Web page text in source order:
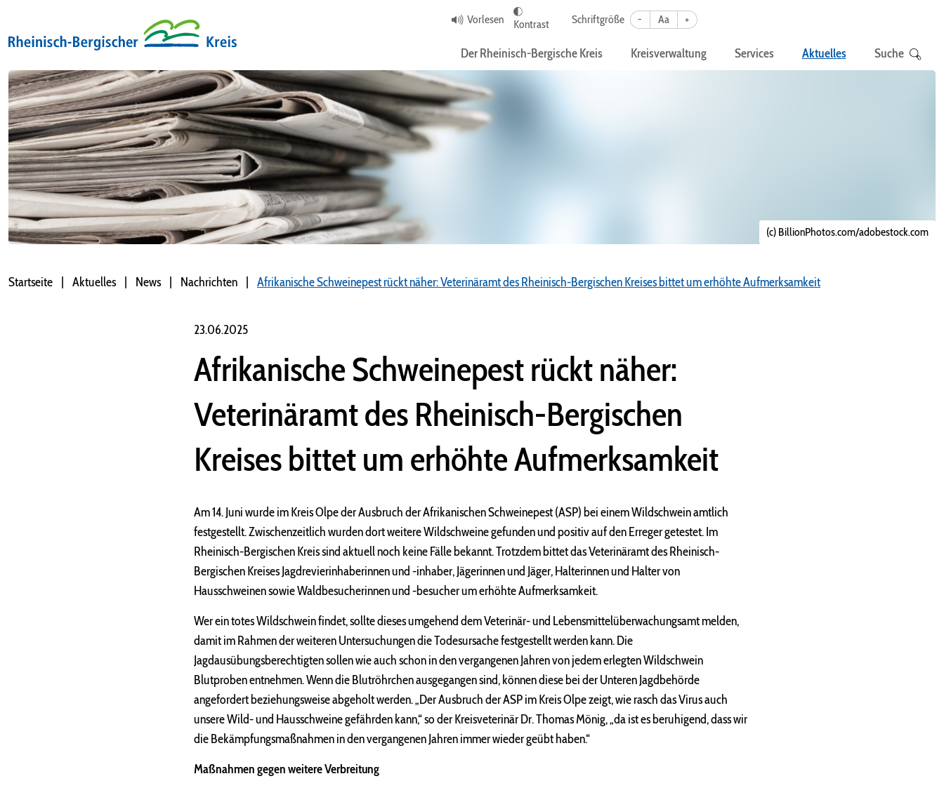
Vorlesen Kontrast Schriftgröße - Aa +
Der Rheinisch-Bergische Kreis Kreisverwaltung Services Aktuelles Suche
(c) BillionPhotos.com/adobestock.com
Startseite Aktuelles News Nachrichten Afrikanische Schweinepest rückt näher: Veterinäramt des Rheinisch-Bergischen Kreises bittet um erhöhte Aufmerksamkeit
23.06.2025
Afrikanische Schweinepest rückt näher:
Veterinäramt des Rheinisch-Bergischen
Kreises bittet um erhöhte Aufmerksamkeit
Am 14. Juni wurde im Kreis Olpe der Ausbruch der Afrikanischen Schweinepest (ASP) bei einem Wildschwein amtlich
festgestellt. Zwischenzeitlich wurden dort weitere Wildschweine gefunden und positiv auf den Erreger getestet. Im
Rheinisch-Bergischen Kreis sind aktuell noch keine Fälle bekannt. Trotzdem bittet das Veterinäramt des Rheinisch-
Bergischen Kreises Jagdrevierinhaberinnen und -inhaber, Jägerinnen und Jäger, Halterinnen und Halter von
Hausschweinen sowie Waldbesucherinnen und -besucher um erhöhte Aufmerksamkeit.
Wer ein totes Wildschwein findet, sollte dieses umgehend dem Veterinär- und Lebensmittelüberwachungsamt melden,
damit im Rahmen der weiteren Untersuchungen die Todesursache festgestellt werden kann. Die
Jagdausübungsberechtigten sollen wie auch schon in den vergangenen Jahren von jedem erlegten Wildschwein
Blutproben entnehmen. Wenn die Blutröhrchen ausgegangen sind, können diese bei der Unteren Jagdbehörde
angefordert beziehungsweise abgeholt werden. „Der Ausbruch der ASP im Kreis Olpe zeigt, wie rasch das Virus auch
unsere Wild- und Hausschweine gefährden kann,“ so der Kreisveterinär Dr. Thomas Mönig, „da ist es beruhigend, dass wir
die Bekämpfungsmaßnahmen in den vergangenen Jahren immer wieder geübt haben.“
Maßnahmen gegen weitere Verbreitung